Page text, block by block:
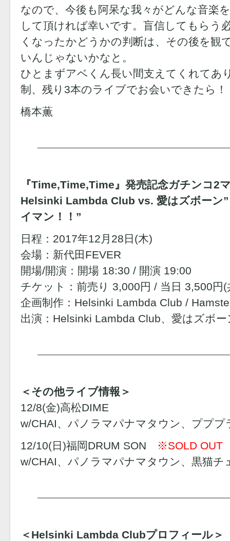
なので、今後も阿呆な我々がどんな音楽
して頂ければ幸いです。盲信してもらう
くなったかどうかの判断は、その後を観
いんじゃないかなと。
ひとまずアベくん長い間支えてくれてあ
制、残り3本のライブでお会いできたら！
橋本薫
『Time,Time,Time』発売記念ガチンコ2
Helsinki Lambda Club vs. 愛はズボーン
イマン！！”
日程：2017年12月28日(木)
会場：新代田FEVER
開場/開演：開場 18:30 / 開演 19:00
チケット：前売り 3,000円 / 当日 3,500円
企画制作：Helsinki Lambda Club /
出演：Helsinki Lambda Club、愛はズボー
＜その他ライブ情報＞
12/8(金)高松DIME
w/CHAI、パノラマパナマタウン、プププ
12/10(日)福岡DRUM SON
※SOLD OUT
w/CHAI、パノラマパナマタウン、黒猫チ
＜Helsinki Lambda Clubプロフィール＞